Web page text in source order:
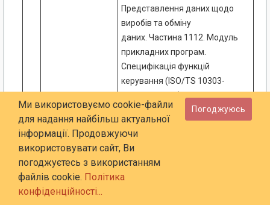
Представлення даних щодо
виробів та обміну
даних. Частина 1112. Модуль
прикладних програм.
Специфікація функцій
керування (ISO/TS 10303-
9.
ДСТУ ISO/TS
10303-1114:2007
Системи промислової
автоматизації та
інтеграції. Представлення
даних щодо виробів та обміну
даних. Частина 1114. Модуль
Ми використовуємо cookie-файли
для надання найбільш актуальної
інформації. Продовжуючи
використовувати сайт, Ви
погоджуєтесь з використанням
файлів cookie. Політика
конфіденційності...
Погоджуюсь